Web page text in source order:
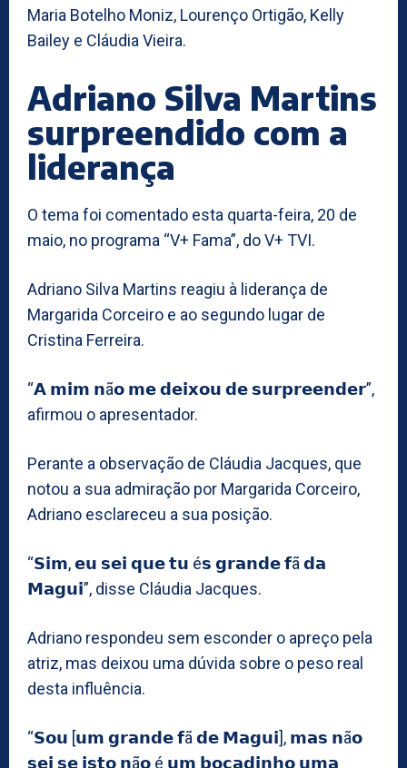
Maria Botelho Moniz, Lourenço Ortigão, Kelly
Bailey e Cláudia Vieira.
Adriano Silva Martins
surpreendido com a
liderança
O tema foi comentado esta quarta-feira, 20 de
maio, no programa “V+ Fama”, do V+ TVI.
Adriano Silva Martins reagiu à liderança de
Margarida Corceiro e ao segundo lugar de
Cristina Ferreira.
“𝗔 𝗺𝗶𝗺 𝗻ã𝗼 𝗺𝗲 𝗱𝗲𝗶𝘅𝗼𝘂 𝗱𝗲 𝘀𝘂𝗿𝗽𝗿𝗲𝗲𝗻𝗱𝗲𝗿”,
afirmou o apresentador.
Perante a observação de Cláudia Jacques, que
notou a sua admiração por Margarida Corceiro,
Adriano esclareceu a sua posição.
“𝗦𝗶𝗺, 𝗲𝘂 𝘀𝗲𝗶 𝗾𝘂𝗲 𝘁𝘂 é𝘀 𝗴𝗿𝗮𝗻𝗱𝗲 𝗳ã 𝗱𝗮
𝗠𝗮𝗴𝘂𝗶”, disse Cláudia Jacques.
Adriano respondeu sem esconder o apreço pela
atriz, mas deixou uma dúvida sobre o peso real
desta influência.
“𝗦𝗼𝘂 [𝘂𝗺 𝗴𝗿𝗮𝗻𝗱𝗲 𝗳ã 𝗱𝗲 𝗠𝗮𝗴𝘂𝗶], 𝗺𝗮𝘀 𝗻ã𝗼
𝘀𝗲𝗶 𝘀𝗲 𝗶𝘀𝘁𝗼 𝗻ã𝗼 é 𝘂𝗺 𝗯𝗼𝗰𝗮𝗱𝗶𝗻𝗵𝗼 𝘂𝗺𝗮